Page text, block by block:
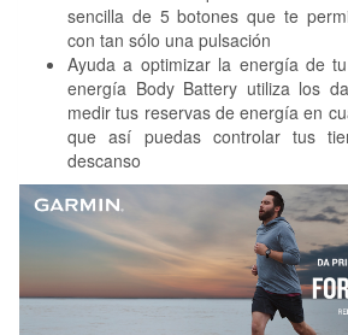
sencilla de 5 botones que te
con tan sólo una pulsación
Ayuda a optimizar la energía de
energía Body Battery utiliza los
medir tus reservas de energía en
que así puedas controlar tus
descanso